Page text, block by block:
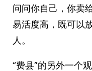
问问你自己，你卖
易活度高，既可以
人。
“费县”的另外一个